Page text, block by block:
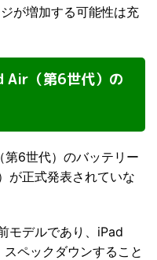
が増加する可能性は充
Air（第6世代）の
6世代）のバッテリー
が正式発表されていな
モデルであり、iPad
ペックダウンすること